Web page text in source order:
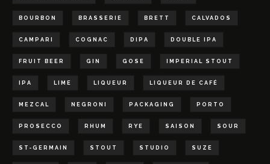
BOURBON BRASSERIE BRETT CALVADOS
CAMPARI COGNAC DIPA DOUBLE IPA
FRUIT BEER GIN GOSE IMPERIAL STOUT
IPA LIME LIQUEUR LIQUEUR DE CAFÉ
MEZCAL NEGRONI PACKAGING PORTO
PROSECCO RHUM RYE SAISON SOUR
ST-GERMAIN STOUT STUDIO SUZE